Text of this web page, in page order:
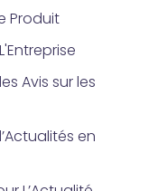
Produit
Avis sur les
en